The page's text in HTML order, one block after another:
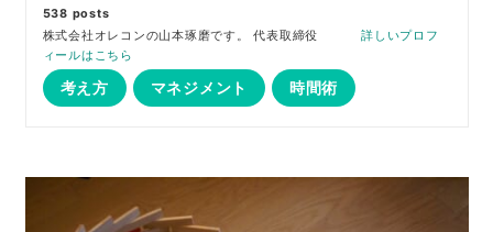
538 posts
株式会社オレコンの山本琢磨です。 代表取締役 詳しいプロフ
ィールはこちら
考え方 マネジメント 時間術